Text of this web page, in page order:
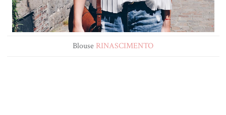
Blouse RINASCIMENTO